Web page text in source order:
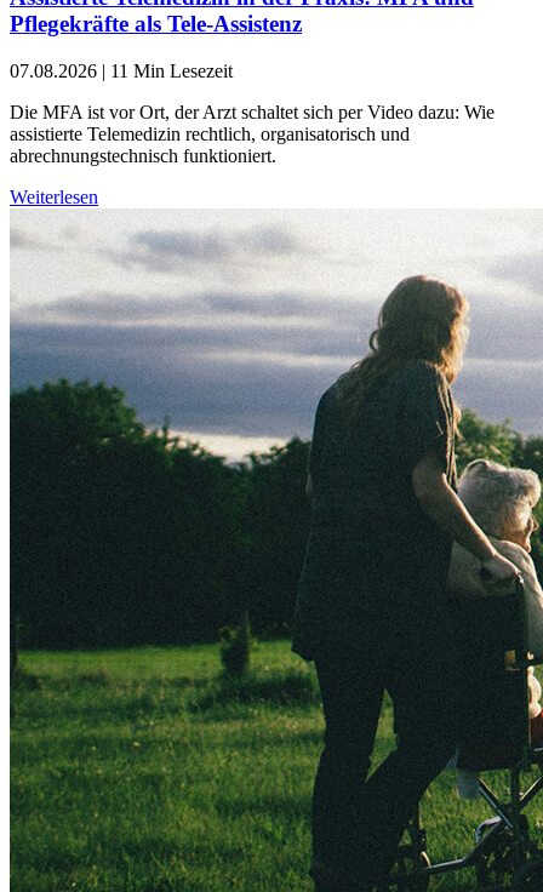
Pflegekräfte als Tele-Assistenz
07.08.2026 | 11 Min Lesezeit
Die MFA ist vor Ort, der Arzt schaltet sich per Video dazu: Wie
assistierte Telemedizin rechtlich, organisatorisch und
abrechnungstechnisch funktioniert.
Weiterlesen